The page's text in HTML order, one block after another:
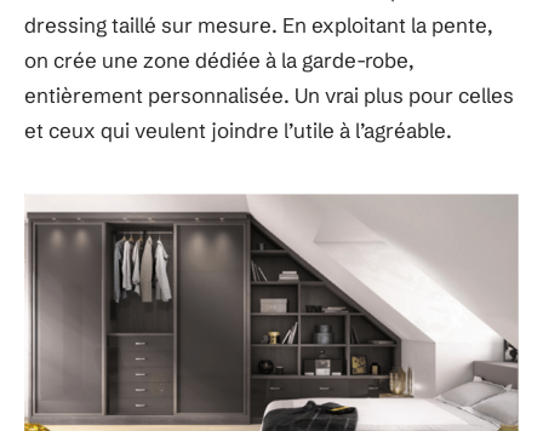
dressing taillé sur mesure. En exploitant la pente,
on crée une zone dédiée à la garde-robe,
entièrement personnalisée. Un vrai plus pour celles
et ceux qui veulent joindre l’utile à l’agréable.